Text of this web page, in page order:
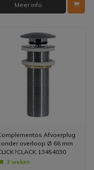
Meer info
Afvoerplug
overloop Ø 66 mm
13454030
3 weken